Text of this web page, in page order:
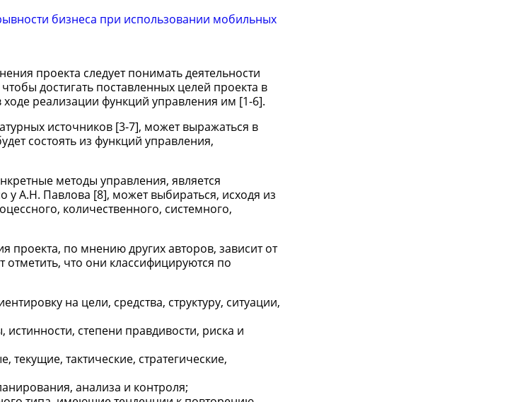
бизнеса при использовании мобильных
проекта следует понимать деятельности
достигать поставленных целей проекта в
реализации функций управления им [1-6].
источников [3-7], может выражаться в
состоять из функций управления,
методы управления, является
А.Н. Павлова [8], может выбираться, исходя из
количественного, системного,
по мнению других авторов, зависит от
что они классифицируются по
на цели, средства, структуру, ситуации,
степени правдивости, риска и
тактические, стратегические,
анализа и контроля;